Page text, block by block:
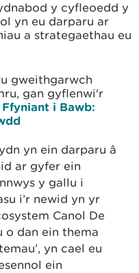
y cyfleoedd y
yn eu darparu ar
a strategaethau eu
gweithgarwch
gan gyflenwi'r
Ffyniant i Bawb:
yn ein darparu â
ar gyfer ein
y gallu i
i’r newid yn yr
Canol De
o dan ein thema
yn cael eu
ein